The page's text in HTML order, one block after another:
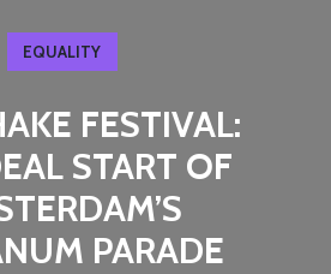
EQUALITY
FESTIVAL:
START OF
PARADE